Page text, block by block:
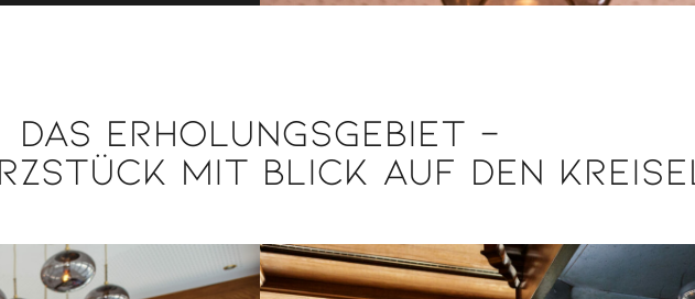
Das Erholungsgebiet -
mit Blick auf den Kreisel